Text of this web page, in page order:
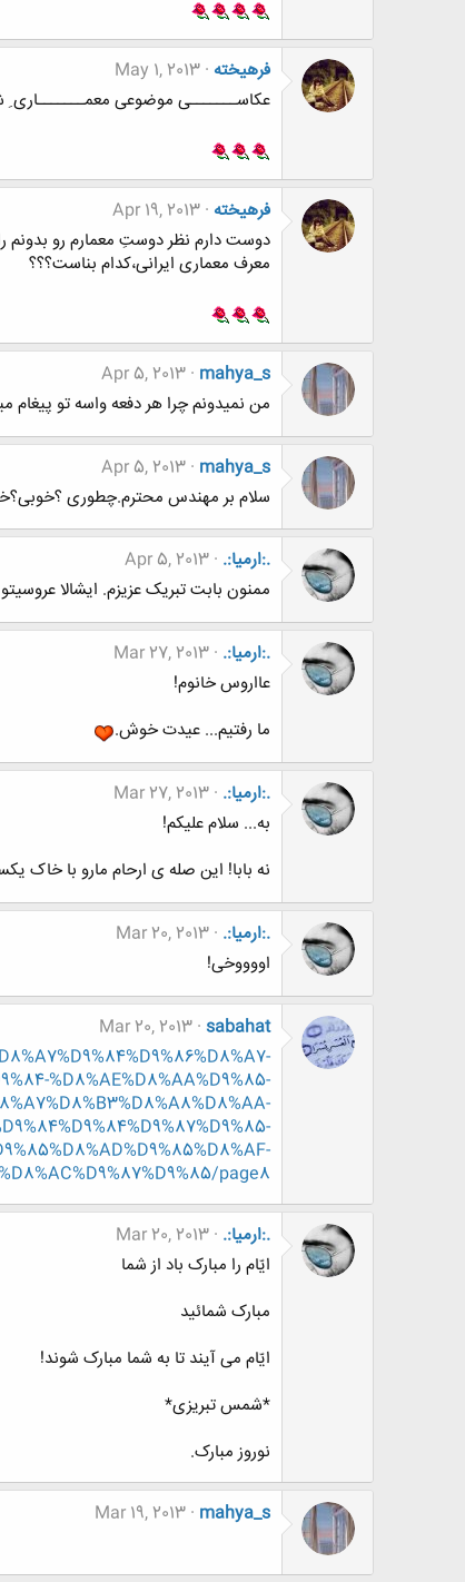
فرهيخته May 1, 2013
عکاســـــــی موضوعی معمـــــــاری ِ شمـــاره 4 – نــــــــور و
فرهيخته Apr 19, 2013
دوست دارم نظر دوستِ معمارم رو بدونم
معرف معماری ایرانی،کدام بناست؟؟؟
mahya_s
Apr 5, 2013
من نمیدونم چرا هر دفعه واسه تو پیغام
mahya_s
Apr 5, 2013
سلام بر مهندس محترم.چطوری
.:ارمیا:. Apr 5, 2013
ممنون بابت تبریک عزیزم. ایشالا
.:ارمیا:. Mar 27, 2013
عااروس خانوم!
ما رفتیم... عیدت خوش.
.:ارمیا:. Mar 27, 2013
به... سلام علیکم!
نه بابا! این صله ی ارحام مارو با خاک یکسان کرذ!
.:ارمیا:. Mar 20, 2013
اووووخی!
sabahat
Mar 20, 2013
%D8%AE%D8%AA%D9%85-
page8
.:ارمیا:. Mar 20, 2013
ایّام را مبارک باد از شما
مبارک شمائید
ایّام می آیند تا به شما مبارک شوند!
*شمس تبریزی*
نوروز مبارک.
mahya_s
Mar 19, 2013